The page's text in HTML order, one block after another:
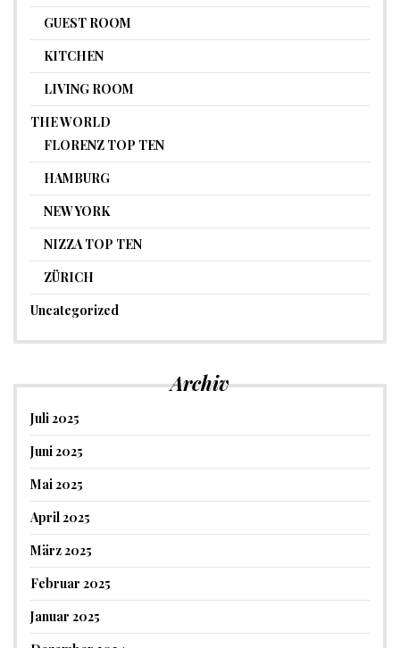
GUEST ROOM
KITCHEN
LIVING ROOM
THE WORLD
FLORENZ TOP TEN
HAMBURG
NEW YORK
NIZZA TOP TEN
ZÜRICH
Uncategorized
Archiv
Juli 2025
Juni 2025
Mai 2025
April 2025
März 2025
Februar 2025
Januar 2025